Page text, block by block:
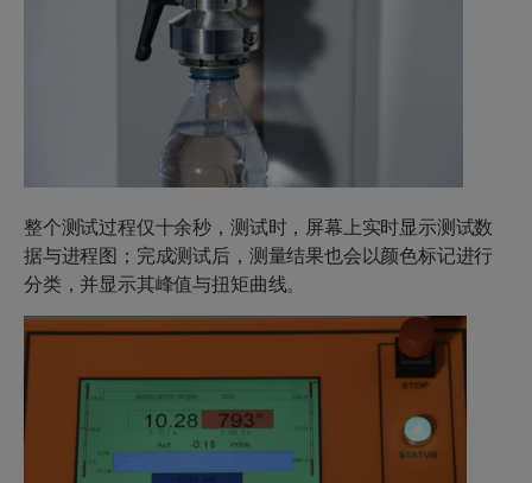
整个测试过程仅十余秒 ，测试时，屏幕上实时显示测试数
据与进程图；完成测试后，测量结果也会以颜色标记进行
分类，并显示其峰值与扭矩曲线。